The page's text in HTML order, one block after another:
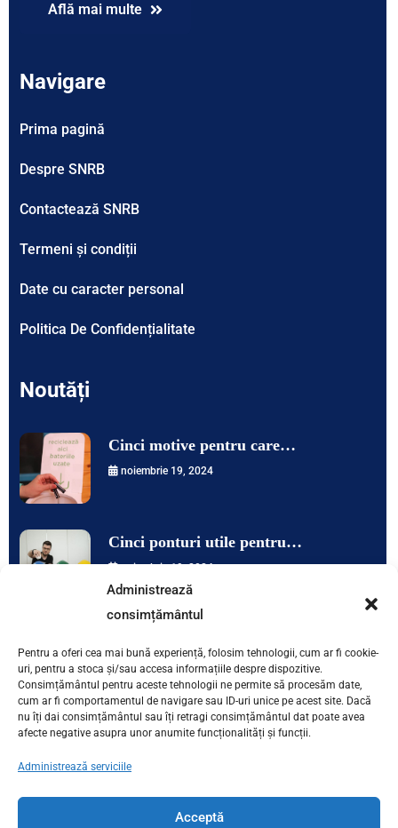
Administrează
consimțământul
Pentru a oferi cea mai bună experiență, folosim tehnologii, cum ar fi cookie-
uri, pentru a stoca și/sau accesa informațiile despre dispozitive.
Consimțământul pentru aceste tehnologii ne permite să procesăm date,
cum ar fi comportamentul de navigare sau ID-uri unice pe acest site. Dacă
nu îți dai consimțământul sau îți retragi consimțământul dat poate avea
afecte negative asupra unor anumite funcționalități și funcții.
Administrează serviciile
Acceptă
Află mai multe
Navigare
Prima pagină
Despre SNRB
Contactează SNRB
Termeni și condiții
Date cu caracter personal
Politica De Confidențialitate
Noutăți
Cinci motive pentru care…
noiembrie 19, 2024
Cinci ponturi utile pentru…
noiembrie 19, 2024
Contactează-ne
București | Str. Sfântul Petru Tei, 53 | 031.821.3333 |
office@snrb.org